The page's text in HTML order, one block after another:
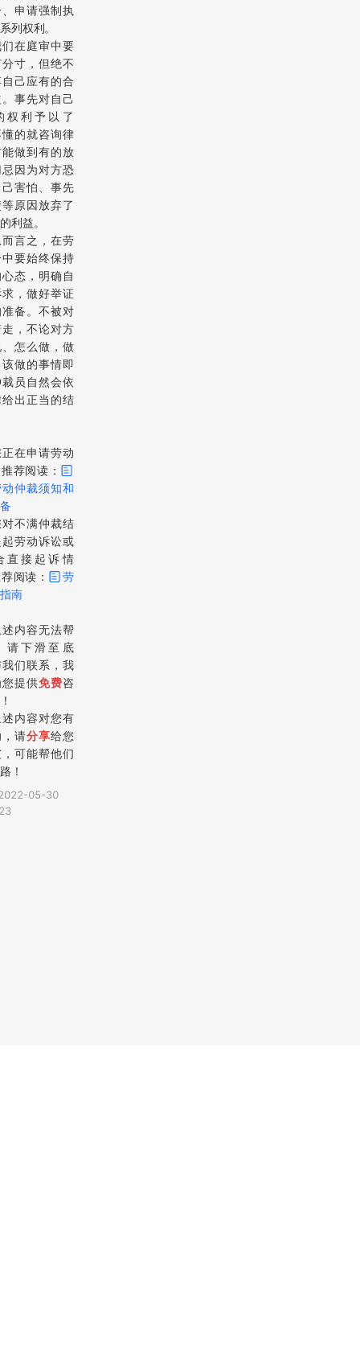
申请强制执
列权利。
在庭审中要
寸，但绝不
己应有的合
事先对自己
权利予以了
的就咨询律
做到有的放
因为对方恐
害怕、事先
原因放弃了
利益。
言之，在劳
要始终保持
态，明确自
，做好举证
备。不被对
，不论对方
怎么做，做
做的事情即
员自然会依
出正当的结
在申请劳动
荐阅读：
仲裁须知和
不满仲裁结
劳动诉讼或
直接起诉情
阅读：
劳
南
内容无法帮
请下滑至底
们联系，我
提供免费咨
内容对您有
请分享给您
可能帮他们
！
05-30